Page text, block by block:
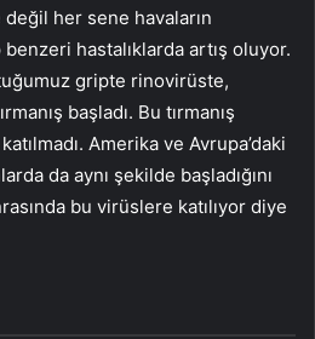
her sene havaların
hastalıklarda artış oluyor.
gripte rinovirüste,
başladı. Bu tırmanış
Amerika ve Avrupa’daki
da aynı şekilde başladığını
bu virüslere katılıyor diye